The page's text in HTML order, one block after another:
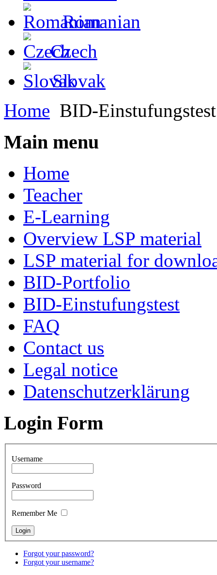
Romanian
Czech
Slovak
Home BID-Einstufungstest
Main menu
Home
Teacher
E-Learning
Overview LSP material
LSP material for
BID-Portfolio
BID-Einstufungstest
FAQ
Contact us
Legal notice
Datenschutzerklärung
Login Form
Username
Password
Remember Me
Forgot your password?
Forgot your username?